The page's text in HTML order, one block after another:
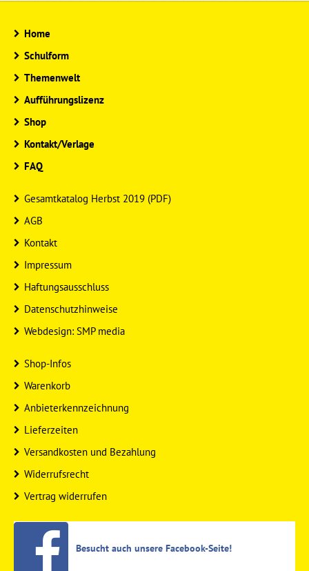
Home
Schulform
Themenwelt
Aufführungslizenz
Shop
Kontakt/Verlage
FAQ
Gesamtkatalog Herbst 2019 (PDF)
AGB
Kontakt
Impressum
Haftungsausschluss
Datenschutzhinweise
Webdesign: SMP media
Shop-Infos
Warenkorb
Anbieterkennzeichnung
Lieferzeiten
Versandkosten und Bezahlung
Widerrufsrecht
Vertrag widerrufen
Besucht auch unsere Facebook-Seite!